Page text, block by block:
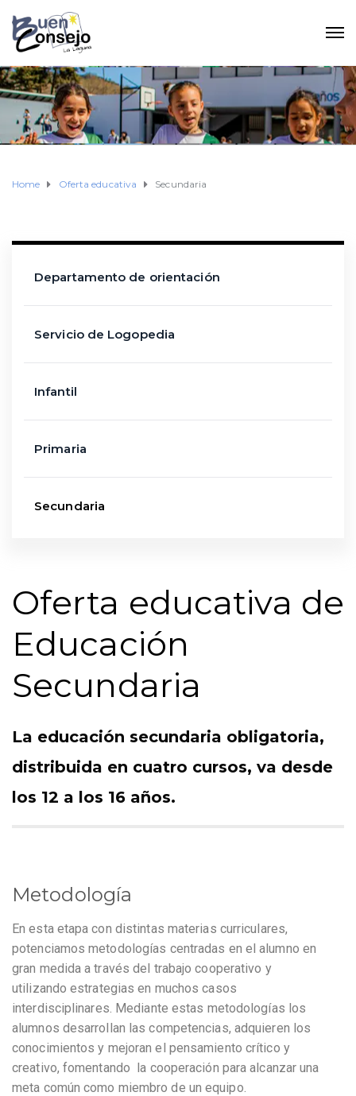
Home Oferta educativa Secundaria
Oferta educativa de
Educación
Secundaria
La educación secundaria obligatoria,
distribuida en cuatro cursos, va desde
los 12 a los 16 años.
Metodología
En esta etapa con distintas materias curriculares,
potenciamos metodologías centradas en el alumno en
gran medida a través del trabajo cooperativo y
utilizando estrategias en muchos casos
interdisciplinares. Mediante estas metodologías los
alumnos desarrollan las competencias, adquieren los
conocimientos y mejoran el pensamiento crítico y
creativo, fomentando la cooperación para alcanzar una
meta común como miembro de un equipo.
Departamento de orientación
Servicio de Logopedia
Infantil
Primaria
Secundaria